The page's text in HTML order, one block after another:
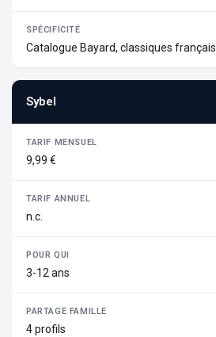
Catalogue Bayard, classiques français
Sybel
9,99 €
n.c.
3-12 ans
4 profils